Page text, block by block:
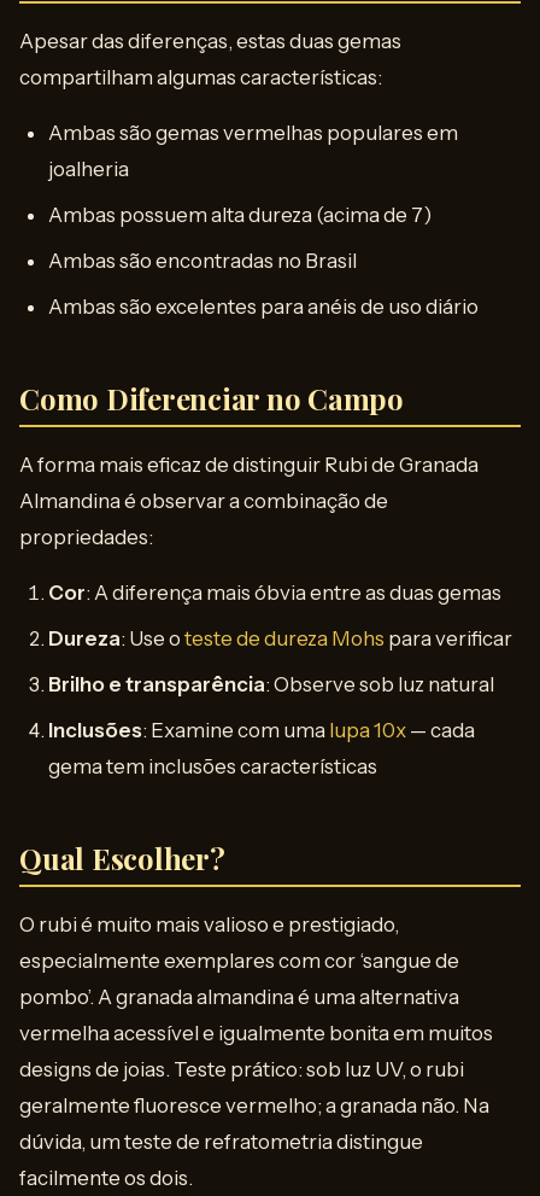
Apesar das diferenças, estas duas gemas
compartilham algumas características:
Ambas são gemas vermelhas populares em
joalheria
Ambas possuem alta dureza (acima de 7)
Ambas são encontradas no Brasil
Ambas são excelentes para anéis de uso diário
Como Diferenciar no Campo
A forma mais eficaz de distinguir Rubi de Granada
Almandina é observar a combinação de
propriedades:
Cor: A diferença mais óbvia entre as duas gemas
Dureza: Use o teste de dureza Mohs para verificar
Brilho e transparência: Observe sob luz natural
Inclusões: Examine com uma lupa 10x — cada
gema tem inclusões características
Qual Escolher?
O rubi é muito mais valioso e prestigiado,
especialmente exemplares com cor ‘sangue de
pombo’. A granada almandina é uma alternativa
vermelha acessível e igualmente bonita em muitos
designs de joias. Teste prático: sob luz UV, o rubi
geralmente fluoresce vermelho; a granada não. Na
dúvida, um teste de refratometria distingue
facilmente os dois.